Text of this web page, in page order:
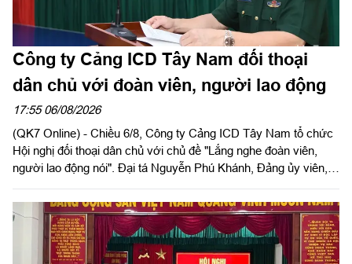
Công ty Cảng ICD Tây Nam đối thoại
dân chủ với đoàn viên, người lao động
17:55 06/08/2026
(QK7 Online) - Chiều 6/8, Công ty Cảng ICD Tây Nam tổ chức
Hội nghị đối thoại dân chủ với chủ đề "Lắng nghe đoàn viên,
người lao động nói". Đại tá Nguyễn Phú Khánh, Đảng ủy viên,
Thượng tá Nguyễn Ngọc Khánh, Giám đốc Công ty Cảng ICD
Tây Nam chủ trì hội nghị. Dự hội nghị có Đại tá Phạm Thị Thu
Hương, Trưởng phòng Công tác quần chúng, Cục Chính trị
Quân khu 7; Đại tá Trần Thị Mỹ Châu, Phó Tổng giám đốc